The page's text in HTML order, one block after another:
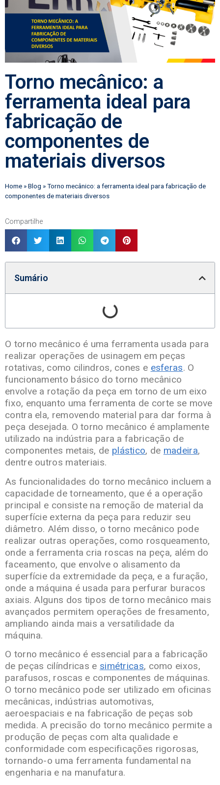
Torno mecânico: a
ferramenta ideal para
fabricação de
componentes de
materiais diversos
Home »Blog »Torno mecânico: a ferramenta ideal para fabricação de
componentes de materiais diversos
Compartilhe
Sumário
O torno mecânico é uma ferramenta usada para
realizar operações de usinagem em peças
rotativas, como cilindros, cones e esferas. O
funcionamento básico do torno mecânico
envolve a rotação da peça em torno de um eixo
fixo, enquanto uma ferramenta de corte se move
contra ela, removendo material para dar forma à
peça desejada. O torno mecânico é amplamente
utilizado na indústria para a fabricação de
componentes metais, de plástico, de madeira,
dentre outros materiais.
As funcionalidades do torno mecânico incluem a
capacidade de torneamento, que é a operação
principal e consiste na remoção de material da
superfície externa da peça para reduzir seu
diâmetro. Além disso, o torno mecânico pode
realizar outras operações, como rosqueamento,
onde a ferramenta cria roscas na peça, além do
faceamento, que envolve o alisamento da
superfície da extremidade da peça, e a furação,
onde a máquina é usada para perfurar buracos
axiais. Alguns dos tipos de torno mecânico mais
avançados permitem operações de fresamento,
ampliando ainda mais a versatilidade da
máquina.
O torno mecânico é essencial para a fabricação
de peças cilíndricas e simétricas, como eixos,
parafusos, roscas e componentes de máquinas.
O torno mecânico pode ser utilizado em oficinas
mecânicas, indústrias automotivas,
aeroespaciais e na fabricação de peças sob
medida. A precisão do torno mecânico permite a
produção de peças com alta qualidade e
conformidade com especificações rigorosas,
tornando-o uma ferramenta fundamental na
engenharia e na manufatura.